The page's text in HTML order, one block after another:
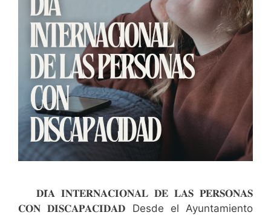
𝐃𝐈́𝐀 𝐈𝐍𝐓𝐄𝐑𝐍𝐀𝐂𝐈𝐎𝐍𝐀𝐋 𝐃𝐄 𝐋𝐀𝐒 𝐏𝐄𝐑𝐒𝐎𝐍𝐀𝐒
𝐂𝐎𝐍 𝐃𝐈𝐒𝐂𝐀𝐏𝐀𝐂𝐈𝐃𝐀𝐃 Desde el Ayuntamiento